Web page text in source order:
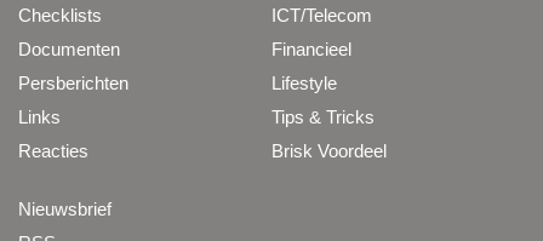
Checklists
Documenten
Persberichten
Links
Reacties
ICT/Telecom
Financieel
Lifestyle
Tips & Tricks
Brisk Voordeel
Nieuwsbrief